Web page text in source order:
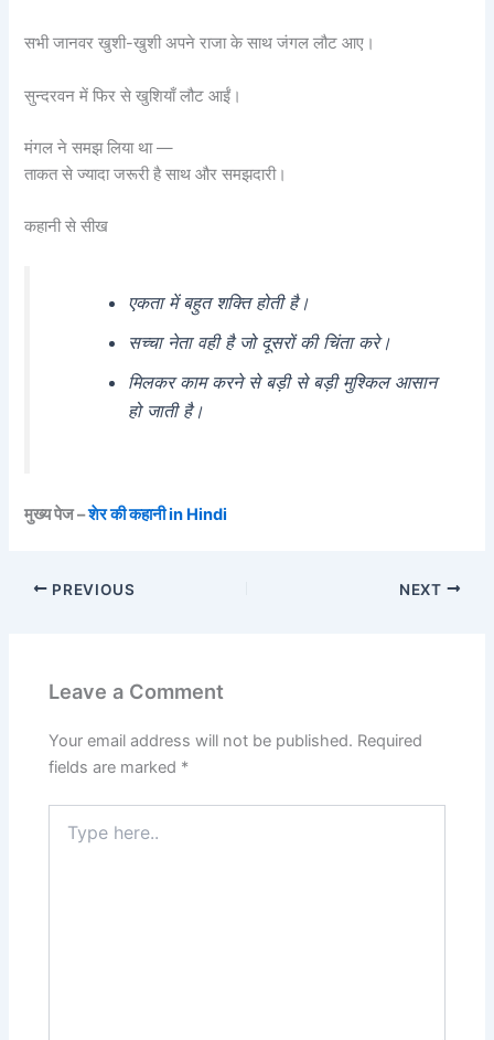
सभी जानवर खुशी-खुशी अपने राजा के साथ जंगल लौट आए।
सुन्दरवन में फिर से खुशियाँ लौट आईं।
मंगल ने समझ लिया था —
ताकत से ज्यादा जरूरी है साथ और समझदारी।
कहानी से सीख
एकता में बहुत शक्ति होती है।
सच्चा नेता वही है जो दूसरों की चिंता करे।
मिलकर काम करने से बड़ी से बड़ी मुश्किल आसान
हो जाती है।
मुख्य पेज –शेर की कहानी in Hindi
PREVIOUS NEXT
Leave a Comment
Your email address will not be published. Required
fields are marked *
here..